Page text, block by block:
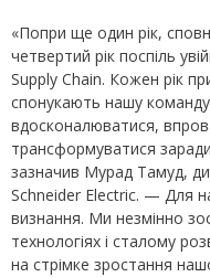
«Попри ще один рік,
четвертий рік поспіль
Supply Chain. Кожен рік
спонукають нашу
вдосконалюватися,
трансформуватися
зазначив Мурад Тамуд,
Schneider Electric. — Для
визнання. Ми незмінно
технологіях і сталому
на стрімке зростання